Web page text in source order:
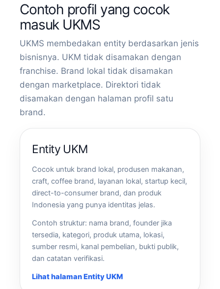
Contoh profil yang cocok
masuk UKMS
UKMS membedakan entity berdasarkan jenis
bisnisnya. UKM tidak disamakan dengan
franchise. Brand lokal tidak disamakan
dengan marketplace. Direktori tidak
disamakan dengan halaman profil satu
brand.
Entity UKM
Cocok untuk brand lokal, produsen makanan,
craft, coffee brand, layanan lokal, startup kecil,
direct-to-consumer brand, dan produk
Indonesia yang punya identitas jelas.
Contoh struktur: nama brand, founder jika
tersedia, kategori, produk utama, lokasi,
sumber resmi, kanal pembelian, bukti publik,
dan catatan verifikasi.
Lihat halaman Entity UKM